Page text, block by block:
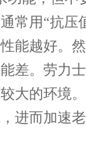
常用“抗压
能越好。
差。劳力
大的环境
进而加速